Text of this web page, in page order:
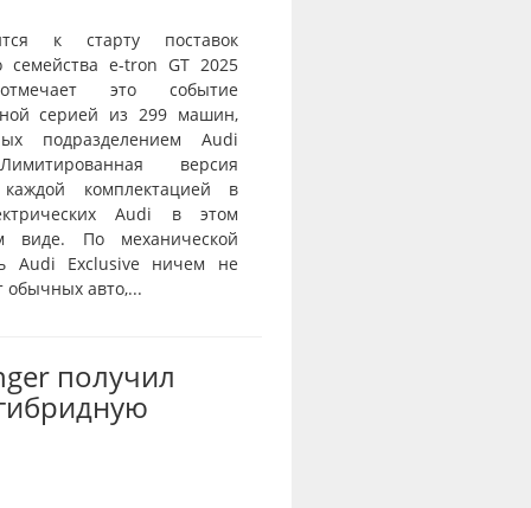
к старту поставок
семейства e-tron GT 2025
это событие
серией из 299 машин,
подразделением Audi
версия
комплектацией в
Audi в этом
виде. По механической
Audi Exclusive ничем не
обычных авто,...
получил